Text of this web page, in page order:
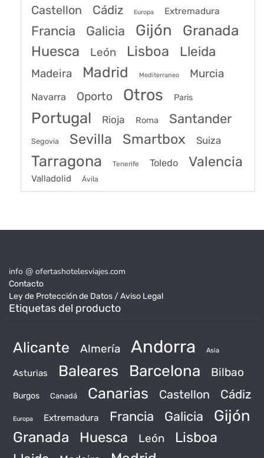
Castellon Cádiz Europa Extremadura
Francia Galicia Gijón Granada
Huesca León Lisboa Lleida
Madeira Madrid Mediterraneo Murcia
Navarra Oporto Otros Paris
Portugal Rioja Roma Santander
Segovia Sevilla Smartbox Suiza
Tarragona Tenerife Toledo Valencia
Valladolid Ávila
info @ ofertashotelesviajes.com
Contacto
Ley de Protección de Datos / Aviso Legal
Etiquetas del producto
Alicante Almería Andorra Asia
Asturias Baleares Barcelona Bilbao
Burgos Canadá Canarias Castellon Cádiz
Europa Extremadura Francia Galicia Gijón
Granada Huesca León Lisboa